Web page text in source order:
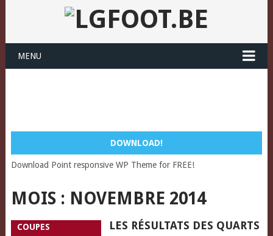
MENU
DOWNLOAD!
Download Point responsive WP Theme for FREE!
MOIS : NOVEMBRE 2014
COUPES
LES RÉSULTATS DES QUARTS